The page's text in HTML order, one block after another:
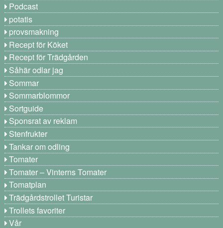
Podcast
potatis
provsmakning
Recept för Köket
Recept för Trädgården
Såhär odlar jag
Sommar
Sommarblommor
Sortguide
Sponsrat av reklam
Stenfrukter
Tankar om odling
Tomater
Tomater – Vinterns Tomater
Tomatplan
Trädgårdstrollet Turistar
Trollets favoriter
Vår